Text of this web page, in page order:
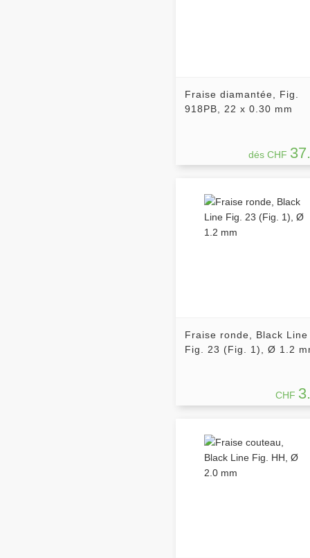
Fraise diamantée, Fig.
918PB, 22 x 0.30 mm
dés CHF
Fraise ronde, Black Line
Fig. 23 (Fig. 1), Ø 1.2
CHF